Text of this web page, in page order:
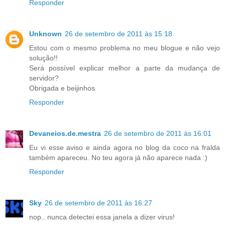
Responder
Unknown 26 de setembro de 2011 às 15:18
Estou com o mesmo problema no meu blogue e não vejo
solução!!
Será possível explicar melhor a parte da mudança de
servidor?
Obrigada e beijinhos
Responder
Devaneios.de.mestra 26 de setembro de 2011 às 16:01
Eu vi esse aviso e ainda agora no blog da coco na fralda
também apareceu. No teu agora já não aparece nada :)
Responder
Sky 26 de setembro de 2011 às 16:27
nop.. nunca detectei essa janela a dizer virus!